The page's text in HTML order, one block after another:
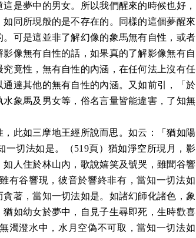
是夢中的男女。所以我們醒來的時候也好，
同所現般的是不存在的。同樣的這個夢醒來
可是這並非了解幻像的象馬無有自性，或者
像無有自性的話，如果真的了解影像無有自
竟性，無有自性的內涵，在任何法上沒有任
達其他的無有自性的內涵。又如前引，「於
象馬及男女等，俗名言量皆能違害，了知無
此如三摩地王經所說而思。如云：「猶如陽
一切法如是。（519頁）猶如淨空所現月，影
人住於林山內，歌說嬉笑及號哭，雖聞谷響
有谷響現，彼音於響終非有，當知一切法如
著，當知一切法如是。如諸幻師化諸色，象
如幼女於夢中，自見子生尋即死，生時歡喜
濁澄水中，水月空偽不可取，當知一切法如